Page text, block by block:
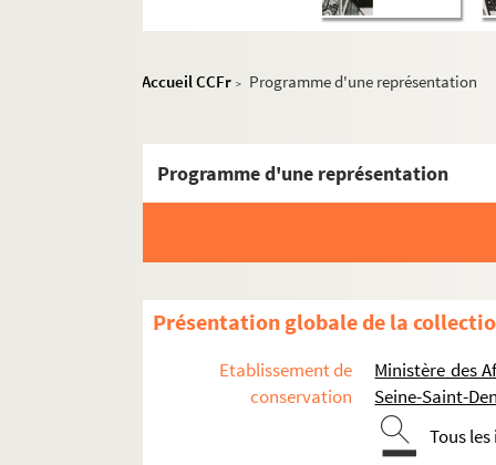
Accueil CCFr > Programme d'une représentation
Programme d'une représentation
Présentation globale de la
Etablissement de
conservation
Ministère des
Seine-Saint-
Tous